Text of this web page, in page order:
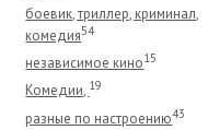
боевик, триллер, криминал,
комедия54
независимое кино15
Комедии, 19
разные по настроению43